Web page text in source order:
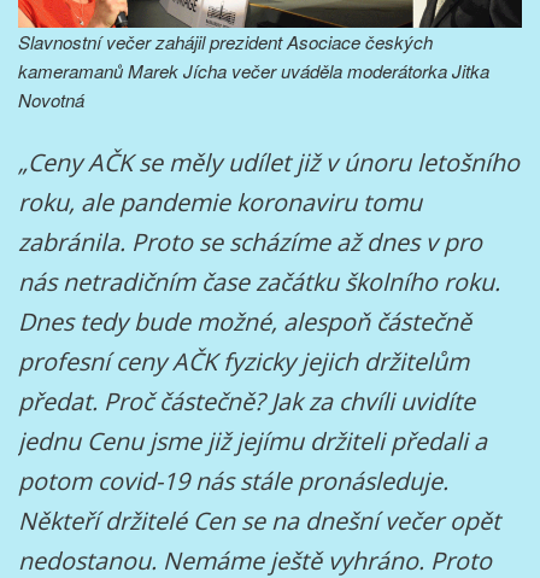
Slavnostní večer zahájil prezident Asociace českých
kameramanů Marek Jícha večer uváděla moderátorka Jitka
Novotná
„Ceny AČK se měly udílet již v únoru letošního
roku, ale pandemie koronaviru tomu
zabránila. Proto se scházíme až dnes v pro
nás netradičním čase začátku školního roku.
Dnes tedy bude možné, alespoň částečně
profesní ceny AČK fyzicky jejich držitelům
předat. Proč částečně? Jak za chvíli uvidíte
jednu Cenu jsme již jejímu držiteli předali a
potom covid-19 nás stále pronásleduje.
Někteří držitelé Cen se na dnešní večer opět
nedostanou. Nemáme ještě vyhráno. Proto